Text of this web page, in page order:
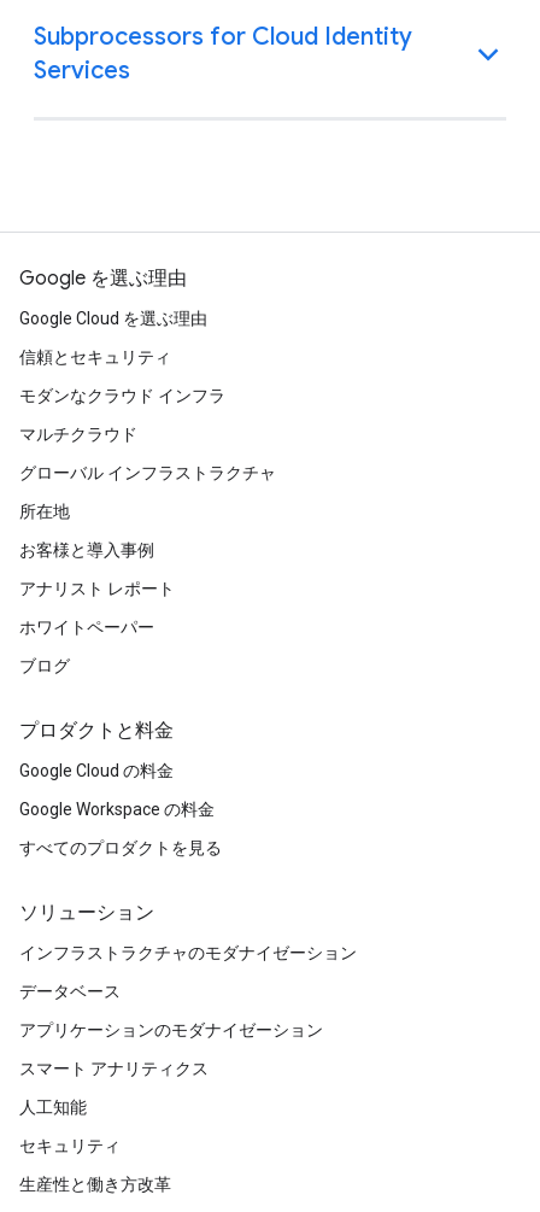
Subprocessors for Cloud Identity
Services
Google を選ぶ理由
Google Cloud を選ぶ理由
信頼とセキュリティ
モダンなクラウド インフラ
マルチクラウド
グローバル インフラストラクチャ
所在地
お客様と導入事例
アナリスト レポート
ホワイトペーパー
ブログ
プロダクトと料金
Google Cloud の料金
Google Workspace の料金
すべてのプロダクトを見る
ソリューション
インフラストラクチャのモダナイゼーション
データベース
アプリケーションのモダナイゼーション
スマート アナリティクス
人工知能
セキュリティ
生産性と働き方改革